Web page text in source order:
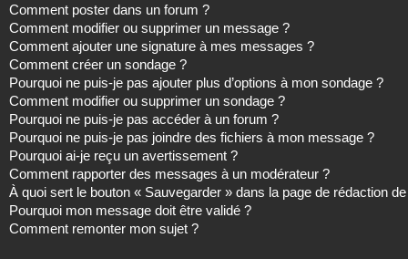
Comment poster dans un forum ?
Comment modifier ou supprimer un message ?
Comment ajouter une signature à mes messages ?
Comment créer un sondage ?
Pourquoi ne puis-je pas ajouter plus d’options à mon sondage ?
Comment modifier ou supprimer un sondage ?
Pourquoi ne puis-je pas accéder à un forum ?
Pourquoi ne puis-je pas joindre des fichiers à mon message ?
Pourquoi ai-je reçu un avertissement ?
Comment rapporter des messages à un modérateur ?
À quoi sert le bouton « Sauvegarder » dans la page de rédaction
Pourquoi mon message doit être validé ?
Comment remonter mon sujet ?